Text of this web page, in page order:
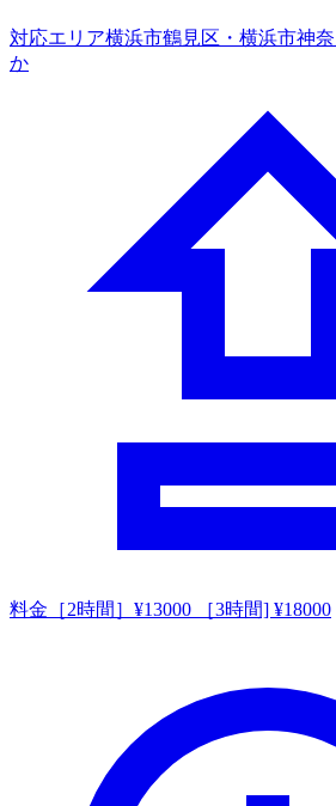
対応エリア横浜市鶴見区・横浜市神
か
料金 ［2時間］¥13000 ［3時間] ¥18000